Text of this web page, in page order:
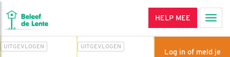
HELP MEE
UITGEVLOGEN UITGEVLOGEN
Log in of meld je